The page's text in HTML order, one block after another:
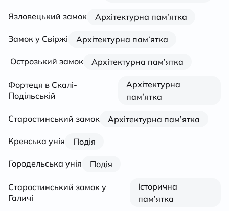
Язловецький замок Архітектурна пам’ятка
Замок у Свіржі Архітектурна пам’ятка
Острозький замок Архітектурна пам’ятка
Фортеця в Скалі-
Подільській
Архітектурна
пам’ятка
Старостинський замок Архітектурна пам’ятка
Кревська унія Подія
Городельська унія Подія
Старостинський замок у
Галичі
Історична
пам’ятка